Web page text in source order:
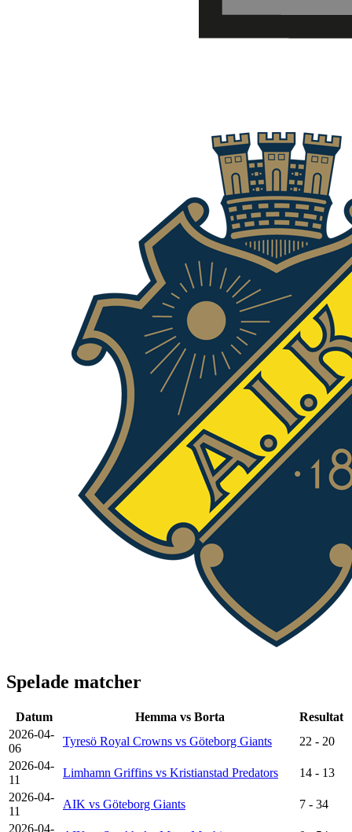
Spelade matcher
Datum Hemma vs Borta
Resultat
2026-04-
06
Tyresö Royal Crowns vs Göteborg Giants
22 - 20
2026-04-
11
Limhamn Griffins vs Kristianstad Predators
14 - 13
2026-04-
11
AIK vs Göteborg Giants
7 - 34
2026-04-